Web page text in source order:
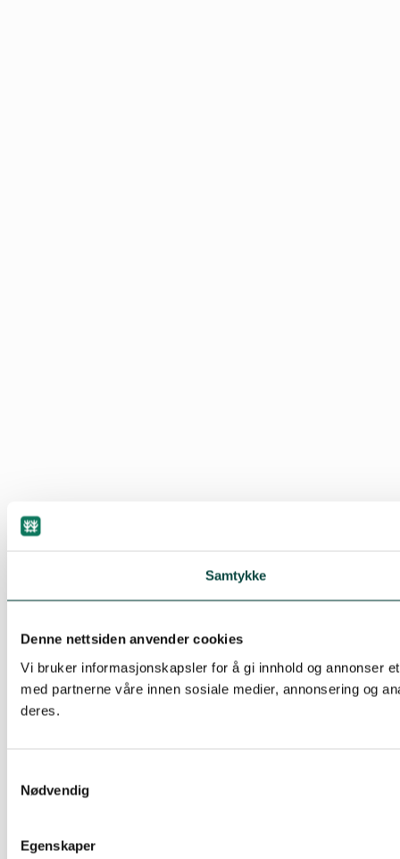
Samtykke
Denne nettsiden anvender cookies
Vi bruker informasjonskapsler for å gi innhold og annonser
med partnerne våre innen sosiale medier, annonsering og
deres.
Nødvendig
Egenskaper